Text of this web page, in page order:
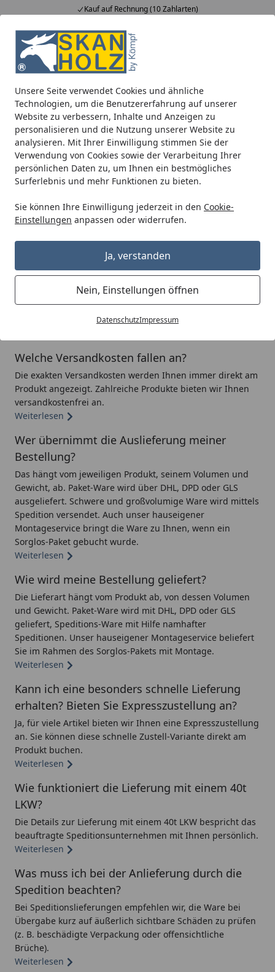
Unsere Seite verwendet Cookies und ähnliche
Technologien, um die Benutzererfahrung auf unserer
Website zu verbessern, Inhalte und Anzeigen zu
personalisieren und die Nutzung unserer Website zu
analysieren. Mit Ihrer Einwilligung stimmen Sie der
Verwendung von Cookies sowie der Verarbeitung Ihrer
persönlichen Daten zu, um Ihnen ein bestmögliches
Surferlebnis und mehr Funktionen zu bieten.
Sie können Ihre Einwilligung jederzeit in den Cookie-
Einstellungen anpassen oder widerrufen.
Ja, verstanden
Nein, Einstellungen öffnen
DatenschutzImpressum
Kauf auf Rechnung (10 Zahlarten)
Alle Produkte
Mein Konto
Suchen
Startseite
FAQ - Versand & Lieferung
Versand und Lieferung
Ist meine Bestellung schon versendet?
Unter der Rubrik "Meine Bestellung" können Sie den
Weg zu Ihnen ist, erhalten Sie eine Versandbestätigung
sowie einen Link, um die Sendung zu verfolgen
Wie lange beträgt die Lieferzeit?
Auf der Produkt-Detailseite wird Ihnen die genaue
Lieferzeit eines Produkts angezeigt. Diese ist von vielen
Welche Versandkosten fallen an?
Die exakten Versandkosten werden Ihnen immer direkt am
Produkt angezeigt. Zahlreiche Produkte bieten wir Ihnen
versandkostenfrei an.
Weiterlesen
Wer übernimmt die Auslieferung meiner
Bestellung?
Das hängt vom jeweiligen Produkt, seinem Volumen und
Gewicht, ab. Paket-Ware wird über DHL, DPD oder GLS
ausgeliefert. Schwere und großvolumige Ware wird mittels
Spedition versendet. Auch unser hauseigener
Montageservice bringt die Ware zu Ihnen, wenn ein
Sorglos-Paket gebucht wurde.
Weiterlesen
Wie wird meine Bestellung geliefert?
Die Lieferart hängt vom Produkt ab, von dessen Volumen
und Gewicht. Paket-Ware wird mit DHL, DPD oder GLS
geliefert, Speditions-Ware mit Hilfe namhafter
Speditionen. Unser hauseigener Montageservice beliefert
Sie im Rahmen des Sorglos-Pakets mit Montage.
Weiterlesen
Kann ich eine besonders schnelle Lieferung
erhalten? Bieten Sie Expresszustellung an?
Ja, für viele Artikel bieten wir Ihnen eine Expresszustellung
an. Sie können diese schnelle Zustell-Variante direkt am
Produkt buchen.
Weiterlesen
Wie funktioniert die Lieferung mit einem 40t
LKW?
Die Details zur Lieferung mit einem 40t LKW bespricht das
beauftragte Speditionsunternehmen mit Ihnen persönlich.
Weiterlesen
Was muss ich bei der Anlieferung durch die
Spedition beachten?
Bei Speditionslieferungen empfehlen wir, die Ware bei
Übergabe kurz auf äußerlich sichtbare Schäden zu prüfen
(z. B. beschädigte Verpackung oder offensichtliche
Brüche).
Weiterlesen